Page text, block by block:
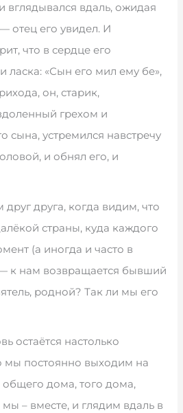
вглядывался вдаль, ожидая
отец его увидел. И
что в сердце его
ласка: «Сын его мил ему бе»,
он, старик,
грехом и
сына, устремился навстречу
и обнял его, и
друга, когда видим, что
страны, куда каждого
(а иногда и часто в
к нам возвращается бывший
родной? Так ли мы его
остаётся настолько
мы постоянно выходим на
дома, того дома,
– вместе, и глядим вдаль в